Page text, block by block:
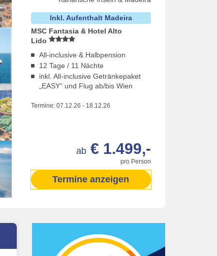
Inkl. Aufenthalt Madeira
MSC Fantasia & Hotel Alto
Lido
All-inclusive & Halbpension
12 Tage / 11 Nächte
inkl. All-inclusive Getränkepaket
„EASY“ und Flug ab/bis Wien
Termine: 07.12.26 - 18.12.26
pro Person
ab € 1.499,-
Termine anzeigen